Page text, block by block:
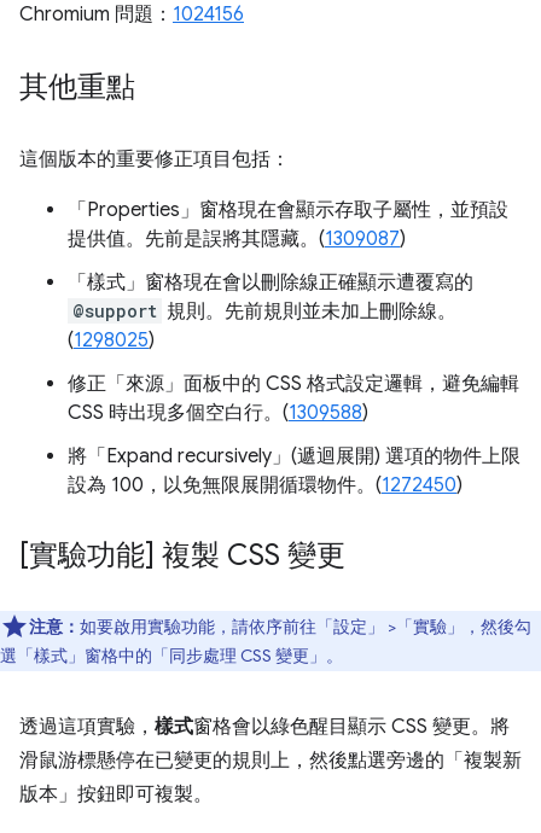
Chromium 問題： 1024156
其他重點
這個版本的重要修正項目包括：
「Properties」 窗格現在會顯示存取子屬性，並預設
提供值。先前是誤將其隱藏。(1309087)
「樣式」 窗格現在會以刪除線正確顯示遭覆寫的
@support 規則。先前規則並未加上刪除線。
(1298025)
修正「來源」 面板中的 CSS 格式設定邏輯，避免編輯
CSS 時出現多個空白行。(1309588)
將「Expand recursively」(遞迴展開) 選項的物件上限
設為 100，以免無限展開循環物件。 (1272450)
[實驗功能] 複製 CSS 變更
注意： 如要啟用實驗功能，請依序前往「設定」 >「實驗」
，然後勾
選「樣式」窗格中的「同步處理 CSS 變更」 。
透過這項實驗， 樣式窗格會以綠色醒目顯示 CSS 變更。將
滑鼠游標懸停在已變更的規則上，然後點選旁邊的「複製新
版本」按鈕即可複製。